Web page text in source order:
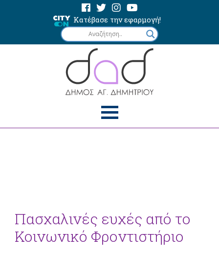
Κατέβασε την εφαρμογή!
Πασχαλινές ευχές από το
Κοινωνικό Φροντιστήριο